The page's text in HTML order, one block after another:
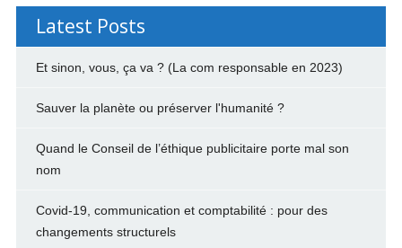
Latest Posts
Et sinon, vous, ça va ? (La com responsable en 2023)
Sauver la planète ou préserver l'humanité ?
Quand le Conseil de l’éthique publicitaire porte mal son
nom
Covid-19, communication et comptabilité : pour des
changements structurels